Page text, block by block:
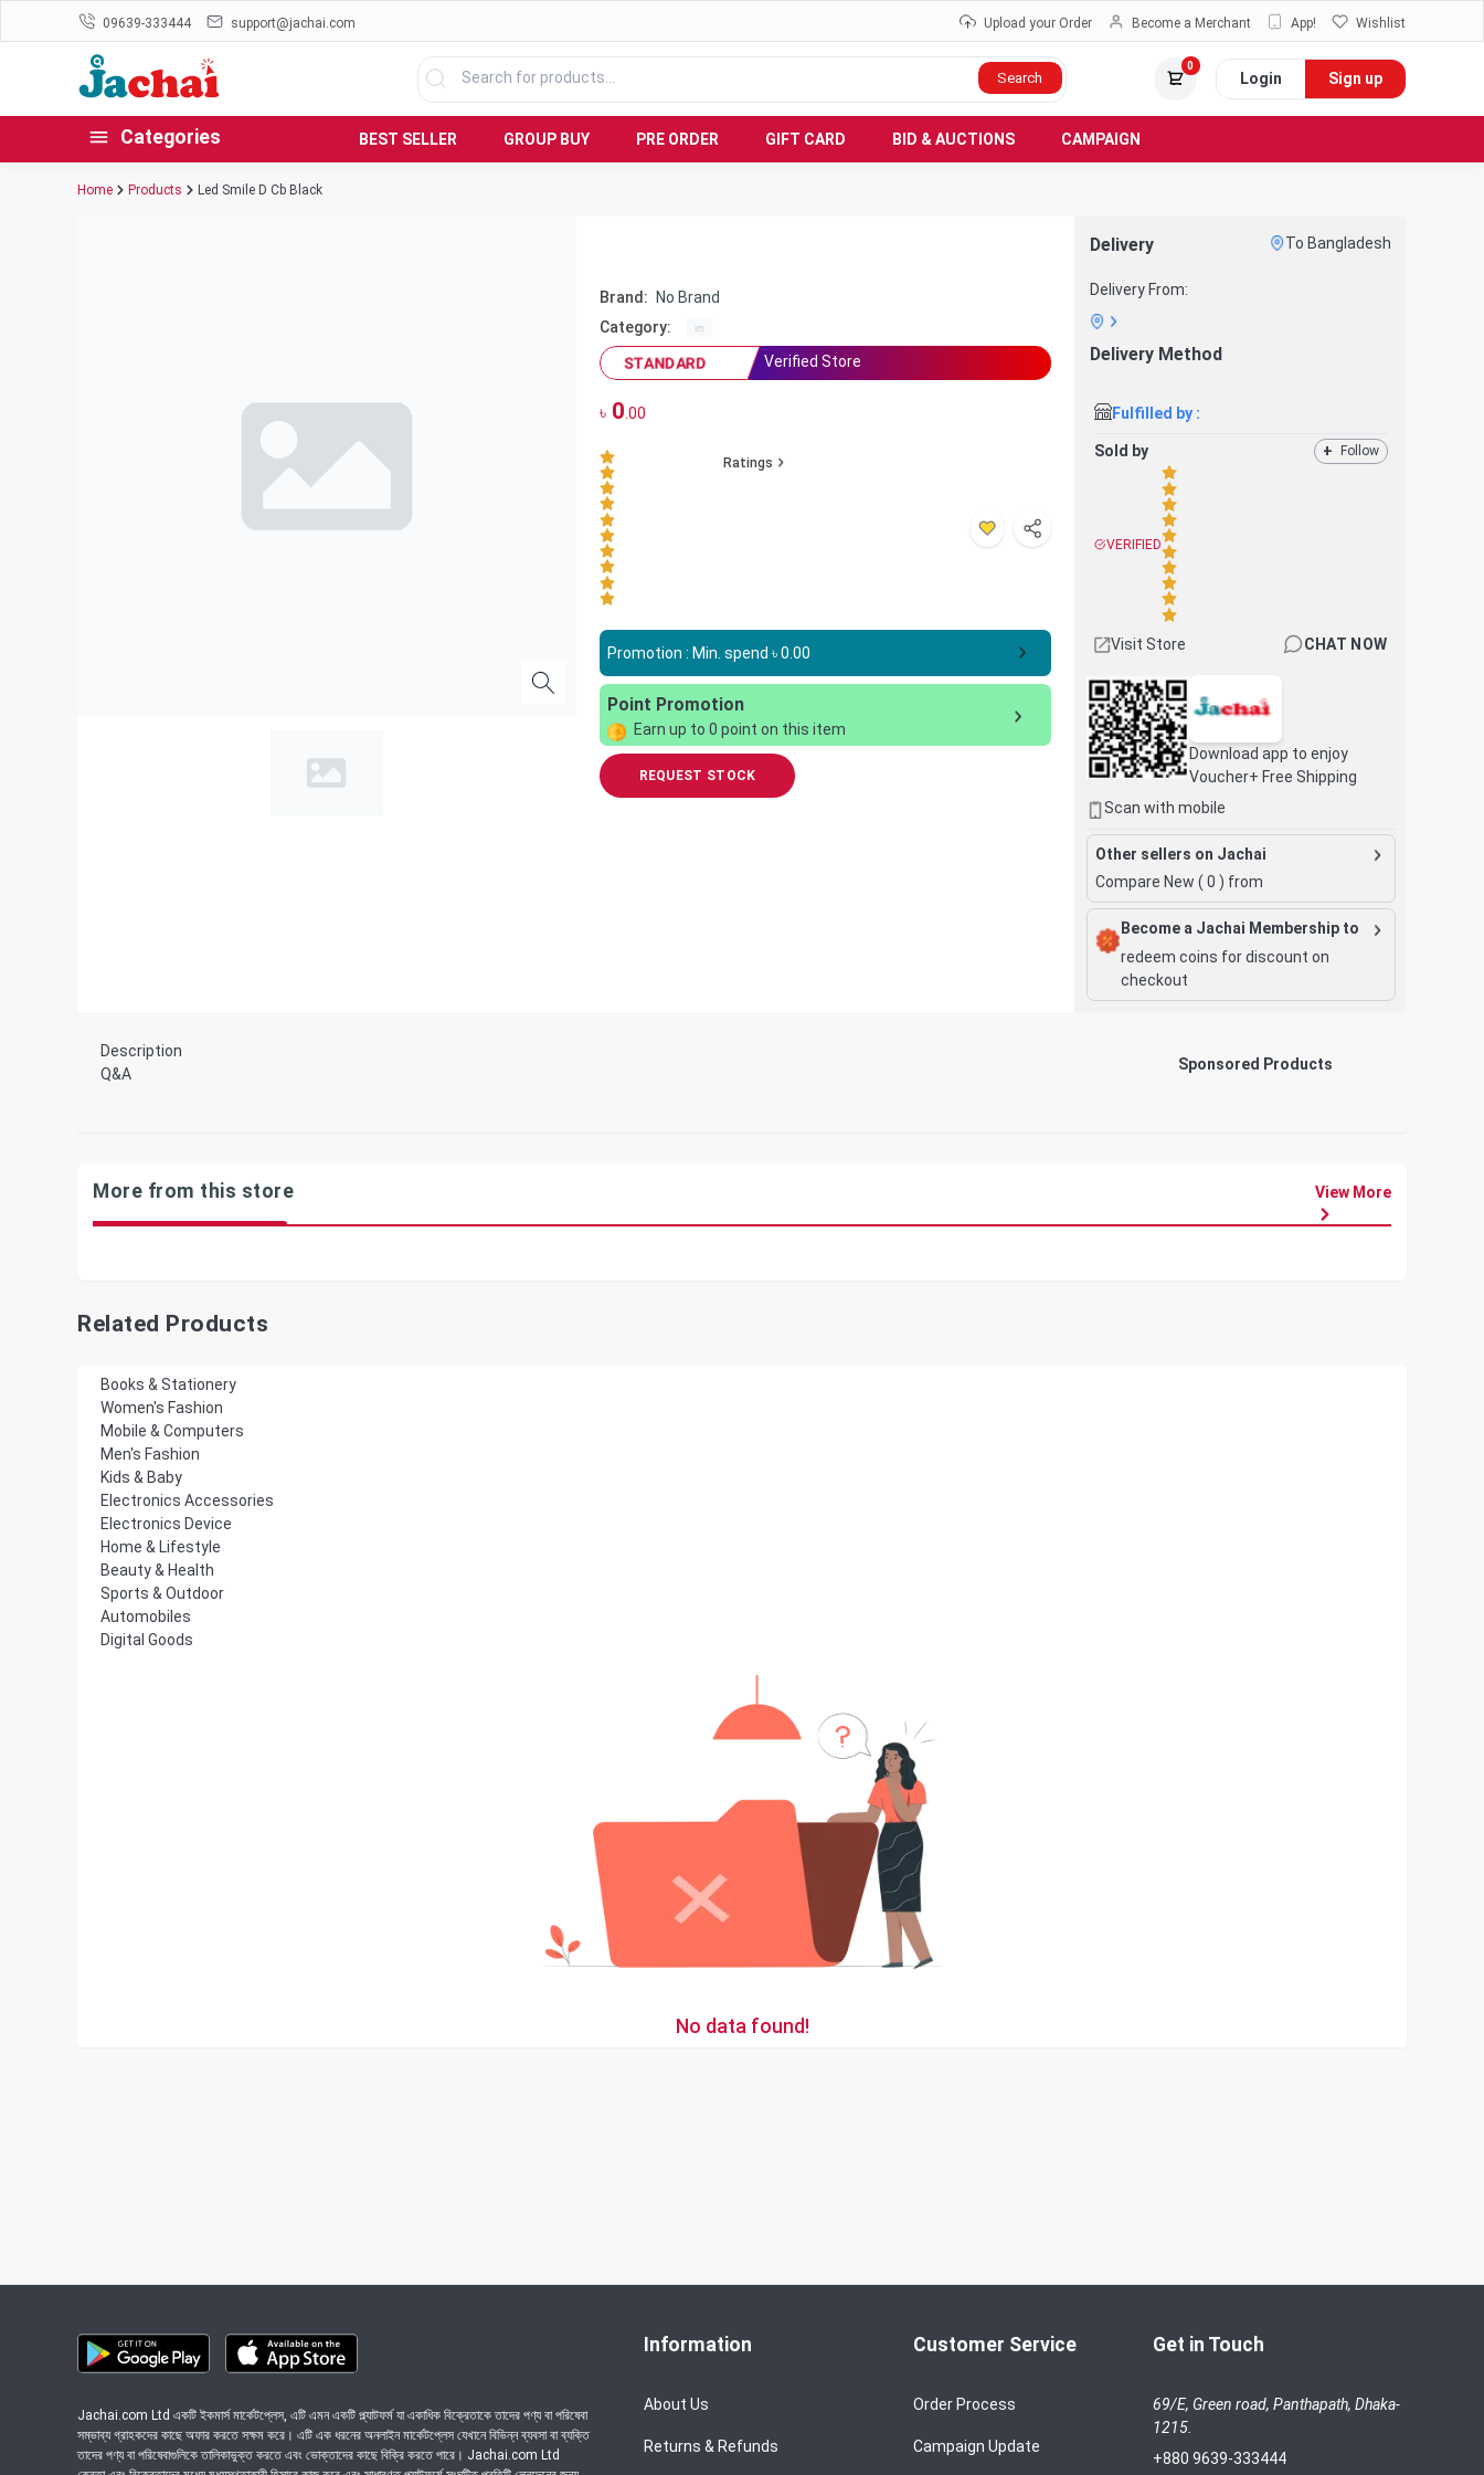
09639-333444 support@jachai.com Upload your Order Become a Merchant App! Wishlist
Search
0
Login Sign up
Categories BEST SELLER GROUP BUY PRE ORDER GIFT CARD BID & AUCTIONS CAMPAIGN
Home Products Led Smile D Cb Black
Brand:
No Brand
Category:
STANDARD
Verified Store
৳0 .00
Ratings
Promotion : Min. spend ৳0.00
Point Promotion
Earn up to 0 point on this item
REQUEST STOCK
Delivery To Bangladesh
Delivery From:
Delivery Method
Fulfilled by :
Sold by + Follow
VERIFIED
Visit Store CHAT NOW
Download app to enjoy
Voucher+ Free Shipping
Scan with mobile
Other sellers on Jachai
Compare New ( 0 ) from
Become a Jachai Membership to
redeem coins for discount on
checkout
Description
Q&A
Sponsored Products
More from this store View More
Related Products
Books & Stationery
Women's Fashion
Mobile & Computers
Men's Fashion
Kids & Baby
Electronics Accessories
Electronics Device
Home & Lifestyle
Beauty & Health
Sports & Outdoor
Automobiles
Digital Goods
No data found!
Jachai.com Ltd একটি ইকমার্স মার্কেটপ্লেস, এটি এমন একটি প্ল্যাটফর্ম যা একাধিক বিক্রেতাকে তাদের পণ্য বা পরিষেবা
সম্ভাব্য গ্রাহকদের কাছে অফার করতে সক্ষম করে। এটি এক ধরনের অনলাইন মার্কেটপ্লেস যেখানে বিভিন্ন ব্যবসা বা ব্যক্তি
তাদের পণ্য বা পরিষেবাগুলিকে তালিকাভুক্ত করতে এবং ভোক্তাদের কাছে বিক্রি করতে পারে। Jachai.com Ltd
Information
About Us
Returns & Refunds
Customer Service
Order Process
Campaign Update
Get in Touch
69/E, Green road, Panthapath, Dhaka-
1215.
+880 9639-333444